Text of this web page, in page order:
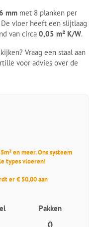
mm met 8 planken per
De vloer heeft een slijtlaag
van circa 0,05 m² K/W.
Vraag een staal aan
voor advies over de
en meer. Ons systeem
types vloeren!
er € 50,00 aan
Pakken